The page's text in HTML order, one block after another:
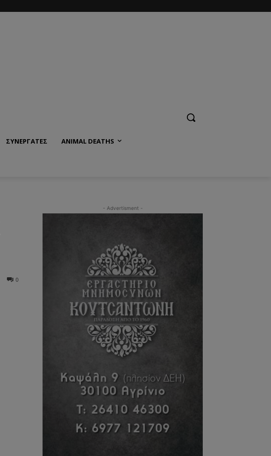
ΣΥΝΕΡΓΑΤΕΣ ANIMAL DEATHS
0
- Advertisment -